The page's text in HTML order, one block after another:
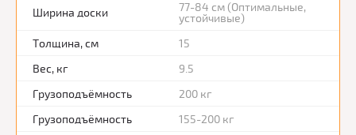
Ширина доски
77-84 см (Оптимальные,
устойчивые)
Толщина, см
15
Вес, кг
9.5
Грузоподъёмность
200 кг
Грузоподъёмность
155-200 кг